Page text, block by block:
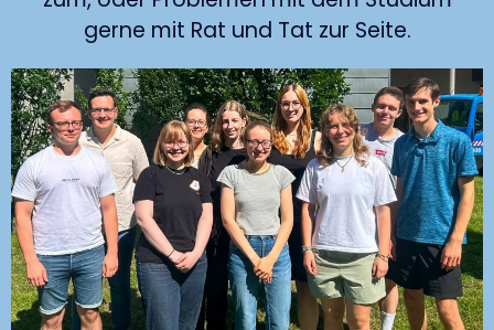
gerne mit Rat und Tat zur Seite.